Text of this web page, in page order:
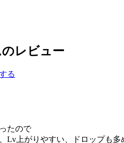
レビュー
る
たので
Lv上がりやすい、ドロップも多